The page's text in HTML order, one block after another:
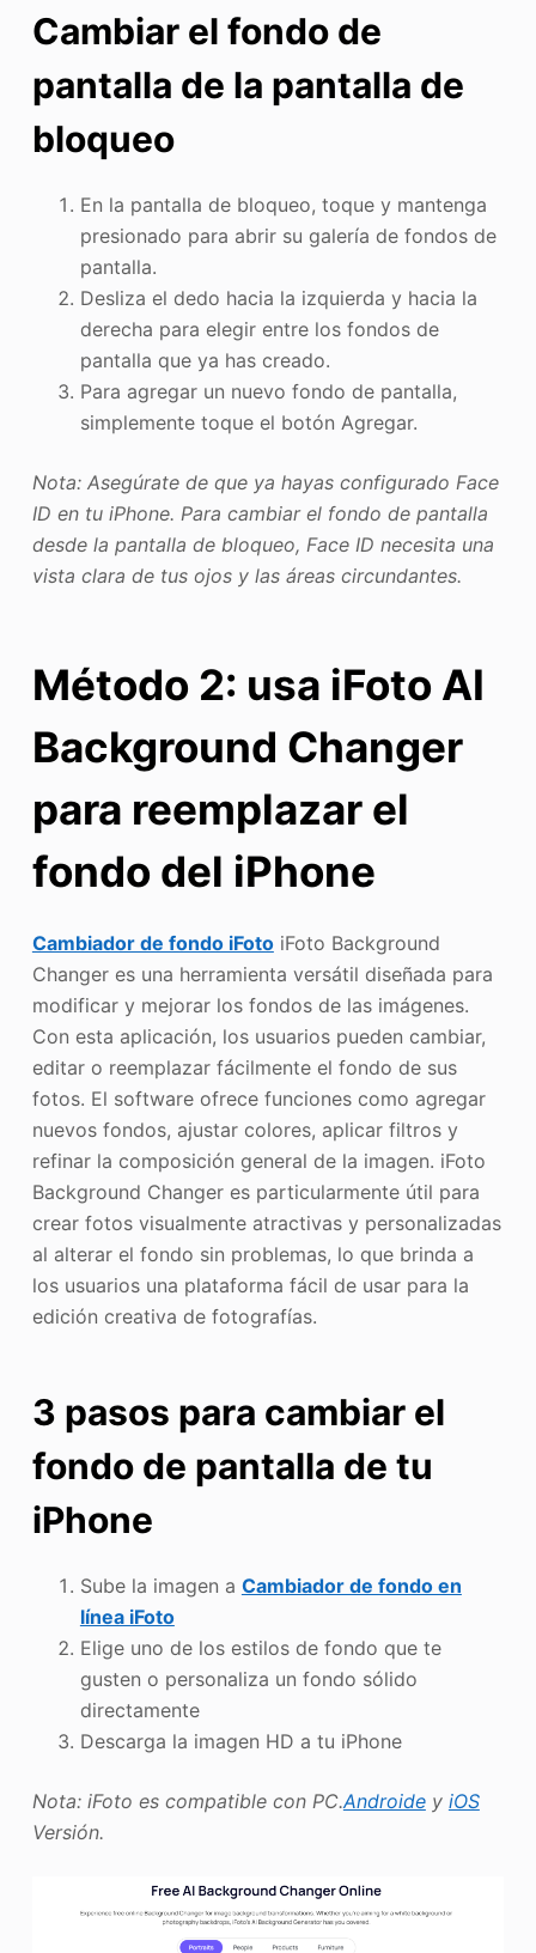
Cambiar el fondo de
pantalla de la pantalla de
bloqueo
En la pantalla de bloqueo, toque y mantenga
presionado para abrir su galería de fondos de
pantalla.
Desliza el dedo hacia la izquierda y hacia la
derecha para elegir entre los fondos de
pantalla que ya has creado.
Para agregar un nuevo fondo de pantalla,
simplemente toque el botón Agregar.
Nota: Asegúrate de que ya hayas configurado Face
ID en tu iPhone. Para cambiar el fondo de pantalla
desde la pantalla de bloqueo, Face ID necesita una
vista clara de tus ojos y las áreas circundantes.
Método 2: usa iFoto AI
Background Changer
para reemplazar el
fondo del iPhone
Cambiador de fondo iFotoiFoto Background
Changer es una herramienta versátil diseñada para
modificar y mejorar los fondos de las imágenes.
Con esta aplicación, los usuarios pueden cambiar,
editar o reemplazar fácilmente el fondo de sus
fotos. El software ofrece funciones como agregar
nuevos fondos, ajustar colores, aplicar filtros y
refinar la composición general de la imagen. iFoto
Background Changer es particularmente útil para
crear fotos visualmente atractivas y personalizadas
al alterar el fondo sin problemas, lo que brinda a
los usuarios una plataforma fácil de usar para la
edición creativa de fotografías.
3 pasos para cambiar el
fondo de pantalla de tu
iPhone
Sube la imagen a Cambiador de fondo en
línea iFoto
Elige uno de los estilos de fondo que te
gusten o personaliza un fondo sólido
directamente
Descarga la imagen HD a tu iPhone
Nota: iFoto es compatible con PC.Androidey iOS
Versión.